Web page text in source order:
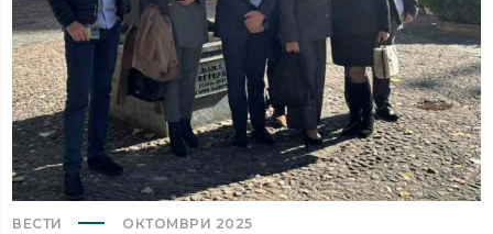
ВЕСТИ ОКТОМВРИ 2025